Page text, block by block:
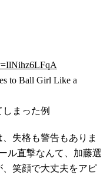
to Ball Girl Like a
まった例
失格も警告もありま
ル直撃なんて、加藤選
笑顔で大丈夫をアピ